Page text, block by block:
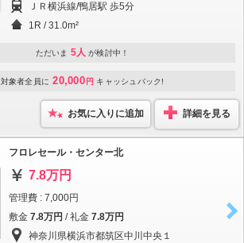
ＪＲ横浜線/鴨居駅 歩5分
1R / 31.0m²
ただいま 5人 が検討中！
対象者全員に 20,000 円 キャッシュバック!
お気に入りに追加 詳細を見る
フロレセール・センター北
7.8万円
管理費 : 7,000円
敷金 7.8万円 / 礼金 7.8万円
神奈川県横浜市都筑区中川中央１